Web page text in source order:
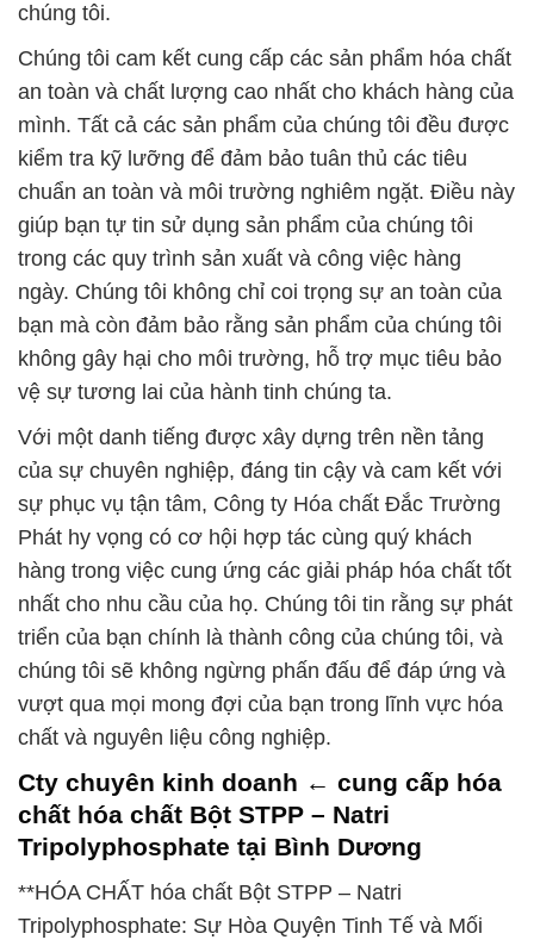
chúng tôi.
Chúng tôi cam kết cung cấp các sản phẩm hóa chất
an toàn và chất lượng cao nhất cho khách hàng của
mình. Tất cả các sản phẩm của chúng tôi đều được
kiểm tra kỹ lưỡng để đảm bảo tuân thủ các tiêu
chuẩn an toàn và môi trường nghiêm ngặt. Điều này
giúp bạn tự tin sử dụng sản phẩm của chúng tôi
trong các quy trình sản xuất và công việc hàng
ngày. Chúng tôi không chỉ coi trọng sự an toàn của
bạn mà còn đảm bảo rằng sản phẩm của chúng tôi
không gây hại cho môi trường, hỗ trợ mục tiêu bảo
vệ sự tương lai của hành tinh chúng ta.
Với một danh tiếng được xây dựng trên nền tảng
của sự chuyên nghiệp, đáng tin cậy và cam kết với
sự phục vụ tận tâm, Công ty Hóa chất Đắc Trường
Phát hy vọng có cơ hội hợp tác cùng quý khách
hàng trong việc cung ứng các giải pháp hóa chất tốt
nhất cho nhu cầu của họ. Chúng tôi tin rằng sự phát
triển của bạn chính là thành công của chúng tôi, và
chúng tôi sẽ không ngừng phấn đấu để đáp ứng và
vượt qua mọi mong đợi của bạn trong lĩnh vực hóa
chất và nguyên liệu công nghiệp.
Cty chuyên kinh doanh ← cung cấp hóa
chất hóa chất Bột STPP – Natri
Tripolyphosphate tại Bình Dương
**HÓA CHẤT hóa chất Bột STPP – Natri
Tripolyphosphate: Sự Hòa Quyện Tinh Tế và Mối